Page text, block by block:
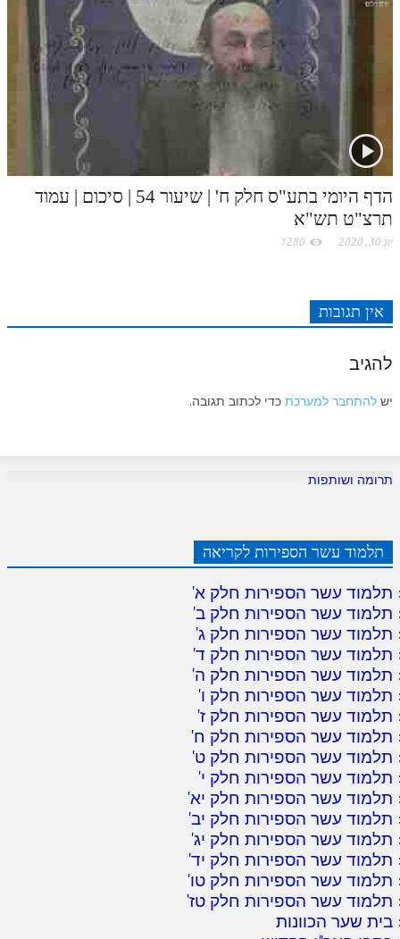
הדף היומי בתע"ס חלק ח' | שיעור 54 | סיכום | עמוד
תרצ"ט תש"א
יונ 30, 2020 1280
אין תגובות
להגיב
יש להתחבר למערכת כדי לכתוב תגובה.
תרומה ושותפות
תלמוד עשר הספירות לקריאה
תלמוד עשר הספירות חלק א'
תלמוד עשר הספירות חלק ב'
תלמוד עשר הספירות חלק ג'
תלמוד עשר הספירות חלק ד'
תלמוד עשר הספירות חלק ה'
תלמוד עשר הספירות חלק ו'
תלמוד עשר הספירות חלק ז'
תלמוד עשר הספירות חלק ח'
תלמוד עשר הספירות חלק ט'
תלמוד עשר הספירות חלק י'
תלמוד עשר הספירות חלק יא'
תלמוד עשר הספירות חלק יב'
תלמוד עשר הספירות חלק יג'
תלמוד עשר הספירות חלק יד'
תלמוד עשר הספירות חלק טו'
תלמוד עשר הספירות חלק טז'
בית שער הכוונות